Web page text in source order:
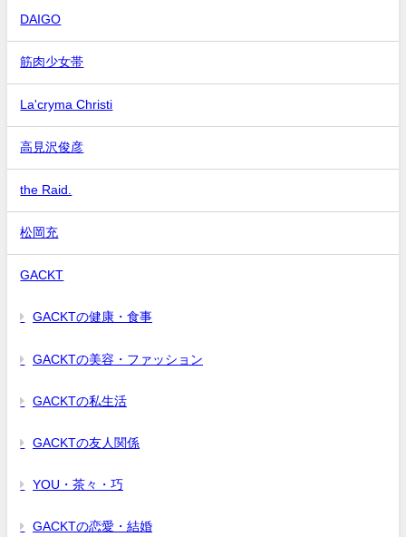
DAIGO
筋肉少女帯
La'cryma Christi
高見沢俊彦
the Raid.
松岡充
GACKT
GACKTの健康・食事
GACKTの美容・ファッション
GACKTの私生活
GACKTの友人関係
YOU・茶々・巧
GACKTの恋愛・結婚